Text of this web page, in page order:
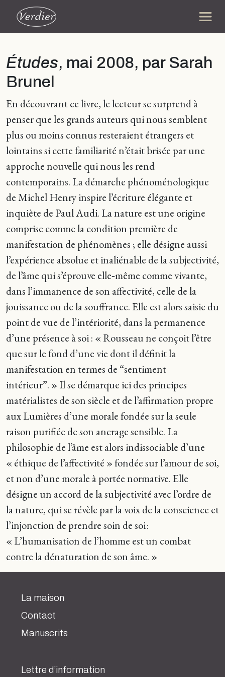
Études, mai 2008, par Sarah
Brunel
En découvrant ce livre, le lecteur se surprend à
penser que les grands auteurs qui nous semblent
plus ou moins connus resteraient étrangers et
lointains si cette familiarité n’était brisée par une
approche nouvelle qui nous les rend
contemporains. La démarche phénoménologique
de Michel Henry inspire l’écriture élégante et
inquiète de Paul Audi. La nature est une origine
comprise comme la condition première de
manifestation de phénomènes ; elle désigne aussi
l’expérience absolue et inaliénable de la subjectivité,
de l’âme qui s’éprouve elle‑même comme vivante,
dans l’immanence de son affectivité, celle de la
jouissance ou de la souffrance. Elle est alors saisie du
point de vue de l’intériorité, dans la permanence
d’une présence à soi : « Rousseau ne conçoit l’être
que sur le fond d’une vie dont il définit la
manifestation en termes de “sentiment
intérieur”. » Il se démarque ici des principes
matérialistes de son siècle et de l’affirmation propre
aux Lumières d’une morale fondée sur la seule
raison purifiée de son ancrage sensible. La
philosophie de l’âme est alors indissociable d’une
« éthique de l’affectivité » fondée sur l’amour de soi,
et non d’une morale à portée normative. Elle
désigne un accord de la subjectivité avec l’ordre de
la nature, qui se révèle par la voix de la conscience et
l’injonction de prendre soin de soi :
« L’humanisation de l’homme est un combat
contre la dénaturation de son âme. »
La maison
Contact
Manuscrits
Lettre d’information